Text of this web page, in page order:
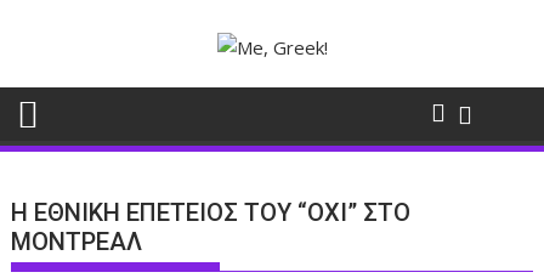
Η ΕΘΝΙΚΗ ΕΠΕΤΕΙΟΣ ΤΟΥ “ΟΧΙ” ΣΤΟ
ΜΟΝΤΡΕΑΛ